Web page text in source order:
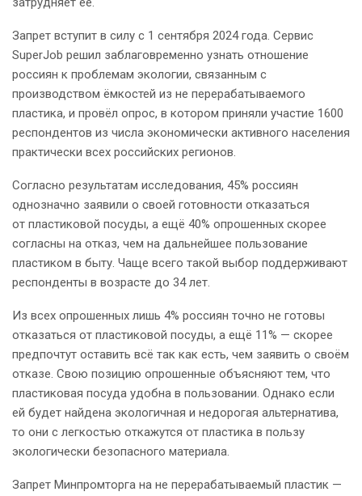
Запрет вступит в силу с 1 сентября 2024 года. Сервис
SuperJob решил заблаговременно узнать отношение
россиян к проблемам экологии, связанным с
производством ёмкостей из не перерабатываемого
пластика, и провёл опрос, в котором приняли участие 1600
респондентов из числа экономически активного населения
практически всех российских регионов.
Согласно результатам исследования, 45% россиян
однозначно заявили о своей готовности отказаться
от пластиковой посуды, а ещё 40% опрошенных скорее
согласны на отказ, чем на дальнейшее пользование
пластиком в быту. Чаще всего такой выбор поддерживают
респонденты в возрасте до 34 лет.
Из всех опрошенных лишь 4% россиян точно не готовы
отказаться от пластиковой посуды, а ещё 11% — скорее
предпочтут оставить всё так как есть, чем заявить о своём
отказе. Свою позицию опрошенные объясняют тем, что
пластиковая посуда удобна в пользовании. Однако если
ей будет найдена экологичная и недорогая альтернатива,
то они с легкостью откажутся от пластика в пользу
экологически безопасного материала.
Запрет Минпромторга на не перерабатываемый пластик —